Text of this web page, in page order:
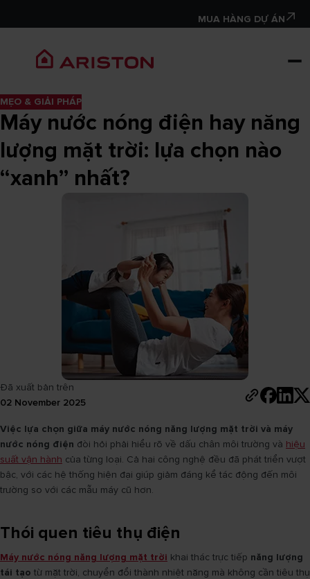
MUA HÀNG DỰ ÁN
MẸO & GIẢI PHÁP
Máy nước nóng điện hay năng
lượng mặt trời: lựa chọn nào
“xanh” nhất?
Đã xuất bản trên
02 November 2025
Việc lựa chọn giữa máy nước nóng năng lượng mặt trời và máy
nước nóng điện đòi hỏi phải hiểu rõ về dấu chân môi trường và hiệu
suất vận hành của từng loại. Cả hai công nghệ đều đã phát triển vượt
bậc, với các hệ thống hiện đại giúp giảm đáng kể tác động đến môi
trường so với các mẫu máy cũ hơn.
Thói quen tiêu thụ điện
Máy nước nóng năng lượng mặt trời khai thác trực tiếp năng lượng
tái tạo từ mặt trời, chuyển đổi thành nhiệt năng mà không cần tiêu thụ